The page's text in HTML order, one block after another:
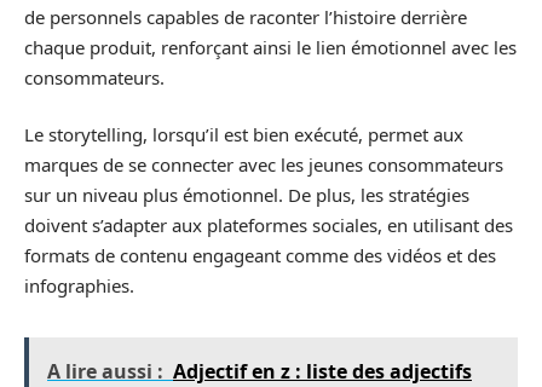
de personnels capables de raconter l’histoire derrière
chaque produit, renforçant ainsi le lien émotionnel avec les
consommateurs.
Le storytelling, lorsqu’il est bien exécuté, permet aux
marques de se connecter avec les jeunes consommateurs
sur un niveau plus émotionnel. De plus, les stratégies
doivent s’adapter aux plateformes sociales, en utilisant des
formats de contenu engageant comme des vidéos et des
infographies.
A lire aussi : Adjectif en z : liste des adjectifs